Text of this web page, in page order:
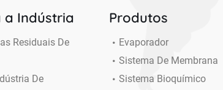
a Indústria
Residuais De
De
Produtos
Evaporador
Sistema De Membrana
Sistema Bioquímico